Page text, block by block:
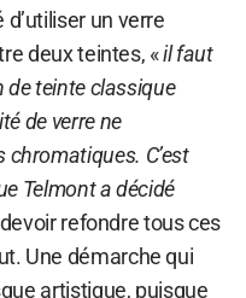
un verre
deux teintes, «il faut
de teinte classique
de verre ne
C’est
Telmont a décidé
refondre tous ces
Une démarche qui
artistique, puisque